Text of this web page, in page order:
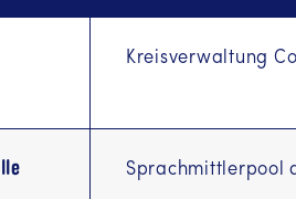
Kreisverwaltung
Sprachmittlerpool